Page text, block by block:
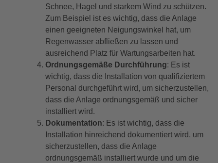
Schnee, Hagel und starkem Wind zu schützen.
Zum Beispiel ist es wichtig, dass die Anlage
einen geeigneten Neigungswinkel hat, um
Regenwasser abfließen zu lassen und
ausreichend Platz für Wartungsarbeiten hat.
Ordnungsgemäße Durchführung: Es ist
wichtig, dass die Installation von qualifiziertem
Personal durchgeführt wird, um sicherzustellen,
dass die Anlage ordnungsgemäß und sicher
installiert wird.
Dokumentation: Es ist wichtig, dass die
Installation hinreichend dokumentiert wird, um
sicherzustellen, dass die Anlage
ordnungsgemäß installiert wurde und um die